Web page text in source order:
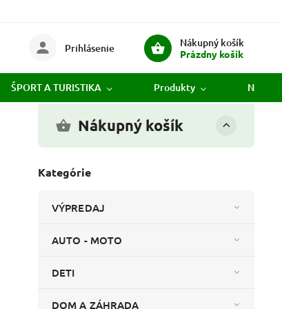
Nákupný košík
Prázdny košík
Prihlásenie
ŠPORT A TURISTIKA Produkty
Nákupný košík
Kategórie
VÝPREDAJ
AUTO - MOTO
DETI
DOM A ZÁHRADA